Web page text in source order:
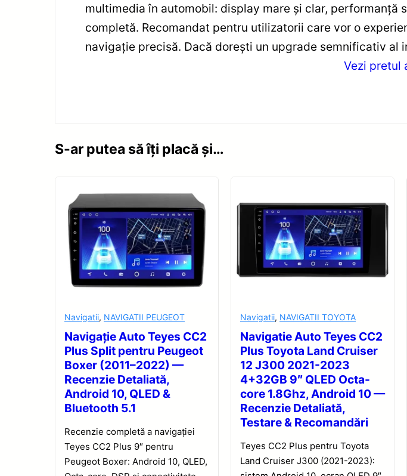
multimedia în automobil: display mare și clar,
completă. Recomandat pentru utilizatorii care vor o
navigație precisă. Dacă dorești un upgrade semnificativ
Vezi pretul
S-ar putea să îți placă și…
Navigatii, NAVIGATII PEUGEOT
Navigație Auto Teyes CC2
Plus Split pentru Peugeot
Boxer (2011–2022) —
Recenzie Detaliată,
Android 10, QLED &
Bluetooth 5.1
Recenzie completă a navigației
Teyes CC2 Plus 9″ pentru
Peugeot Boxer: Android 10, QLED,
Navigatii, NAVIGATII TOYOTA
Navigatie Auto Teyes CC2
Plus Toyota Land Cruiser
12 J300 2021-2023
4+32GB 9″ QLED Octa-
core 1.8Ghz, Android 10 —
Recenzie Detaliată,
Testare & Recomandări
Teyes CC2 Plus pentru Toyota
Land Cruiser J300 (2021-2023):